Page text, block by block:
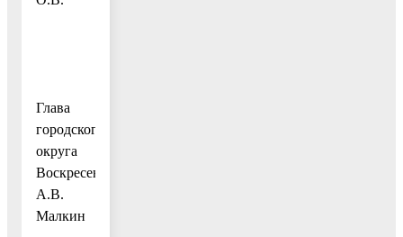
Глава
городского
округа
Воскресенск
А.В.
Малкин